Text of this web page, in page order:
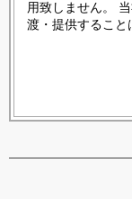
用致しません。
渡・提供すること